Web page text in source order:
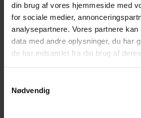
din brug af vores hjemmeside med
for sociale medier,
analysepartnere. Vores partnere
data med andre oplysninger, du har
de har indsamlet fra din brug af
Nødvendig
KT LM-32/A kødhakker mixer grinder
380V – 3 faser – 1,1 kW/3,0 kW
Hakke kapacitet: 1150 kg/t
Hulskive diameter: 100/98 mm
Kammervolume: 80 L